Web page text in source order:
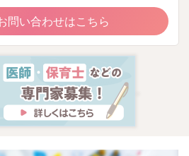
問い合わせはこちら